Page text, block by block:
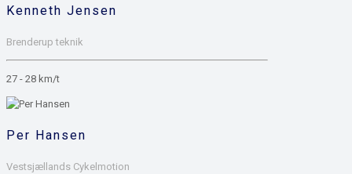
Kenneth Jensen
Brenderup teknik
27 - 28 km/t
Per Hansen
Vestsjællands Cykelmotion